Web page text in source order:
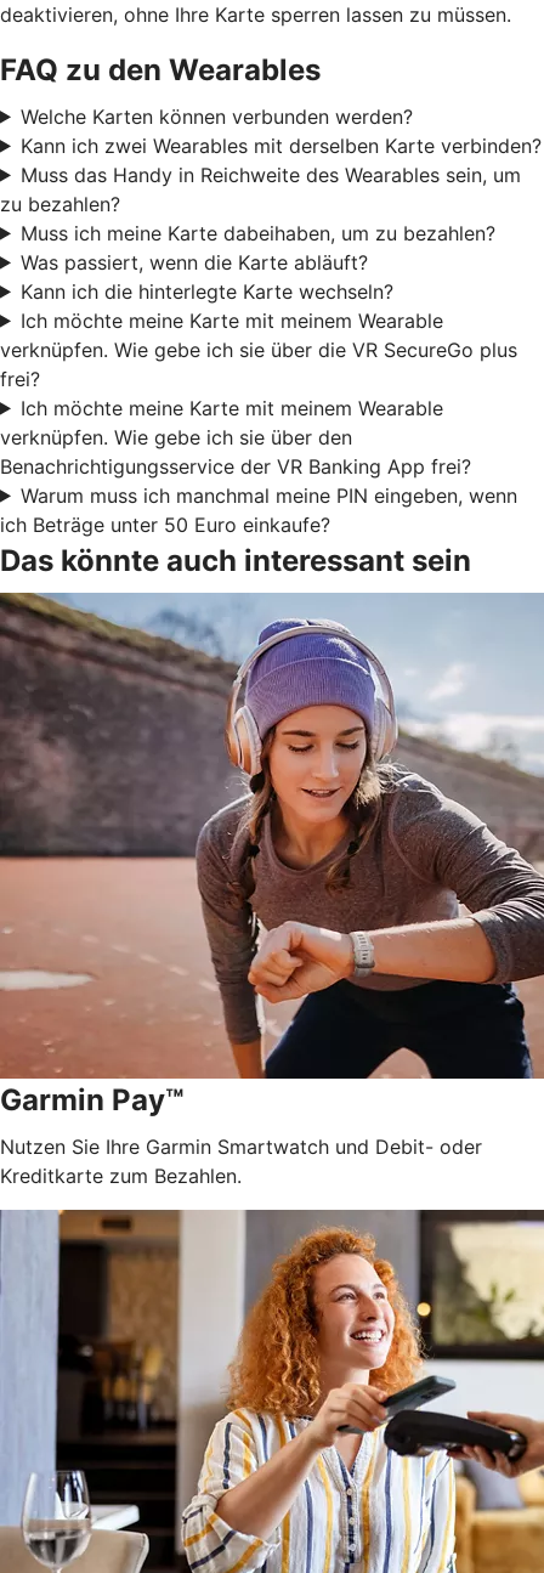
deaktivieren, ohne Ihre Karte sperren lassen zu müssen.
FAQ zu den Wearables
Welche Karten können verbunden werden?
Kann ich zwei Wearables mit derselben Karte verbinden?
Muss das Handy in Reichweite des Wearables sein, um
zu bezahlen?
Muss ich meine Karte dabeihaben, um zu bezahlen?
Was passiert, wenn die Karte abläuft?
Kann ich die hinterlegte Karte wechseln?
Ich möchte meine Karte mit meinem Wearable
verknüpfen. Wie gebe ich sie über die VR SecureGo plus
frei?
Ich möchte meine Karte mit meinem Wearable
verknüpfen. Wie gebe ich sie über den
Benachrichtigungsservice der VR Banking App frei?
Warum muss ich manchmal meine PIN eingeben, wenn
ich Beträge unter 50 Euro einkaufe?
Das könnte auch interessant sein
Garmin Pay™
Nutzen Sie Ihre Garmin Smartwatch und Debit- oder
Kreditkarte zum Bezahlen.